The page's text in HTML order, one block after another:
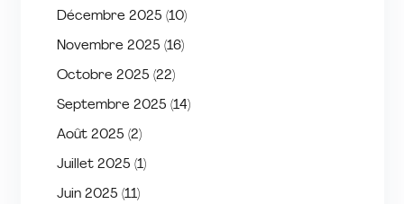
Décembre 2025 (10)
Novembre 2025 (16)
Octobre 2025 (22)
Septembre 2025 (14)
Août 2025 (2)
Juillet 2025 (1)
Juin 2025 (11)